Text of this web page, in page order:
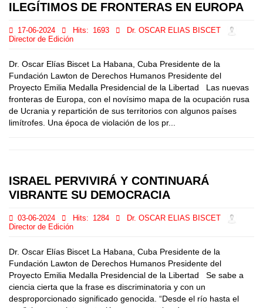
ILEGÍTIMOS DE FRONTERAS EN EUROPA
17-06-2024 Hits: 1693
Dr. OSCAR ELIAS BISCET
Director de Edición
Dr. Oscar Elías Biscet La Habana, Cuba Presidente de la
Fundación Lawton de Derechos Humanos Presidente del
Proyecto Emilia Medalla Presidencial de la Libertad Las nuevas
fronteras de Europa, con el novísimo mapa de la ocupación rusa
de Ucrania y repartición de sus territorios con algunos países
limítrofes. Una época de violación de los pr...
ISRAEL PERVIVIRÁ Y CONTINUARÁ
VIBRANTE SU DEMOCRACIA
03-06-2024 Hits: 1284
Dr. OSCAR ELIAS BISCET
Director de Edición
Dr. Oscar Elías Biscet La Habana, Cuba Presidente de la
Fundación Lawton de Derechos Humanos Presidente del
Proyecto Emilia Medalla Presidencial de la Libertad Se sabe a
ciencia cierta que la frase es discriminatoria y con un
desproporcionado significado genocida. “Desde el río hasta el